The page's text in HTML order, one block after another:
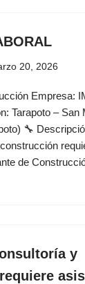
20, 2026
Empresa:
Tarapoto – San
🔧
de
y